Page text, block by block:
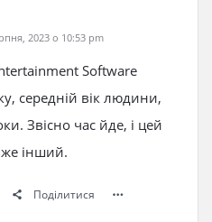
2023 о 10:53 pm
Software
середній вік людини,
Звісно час йде, і цей
інший.
Поділитися